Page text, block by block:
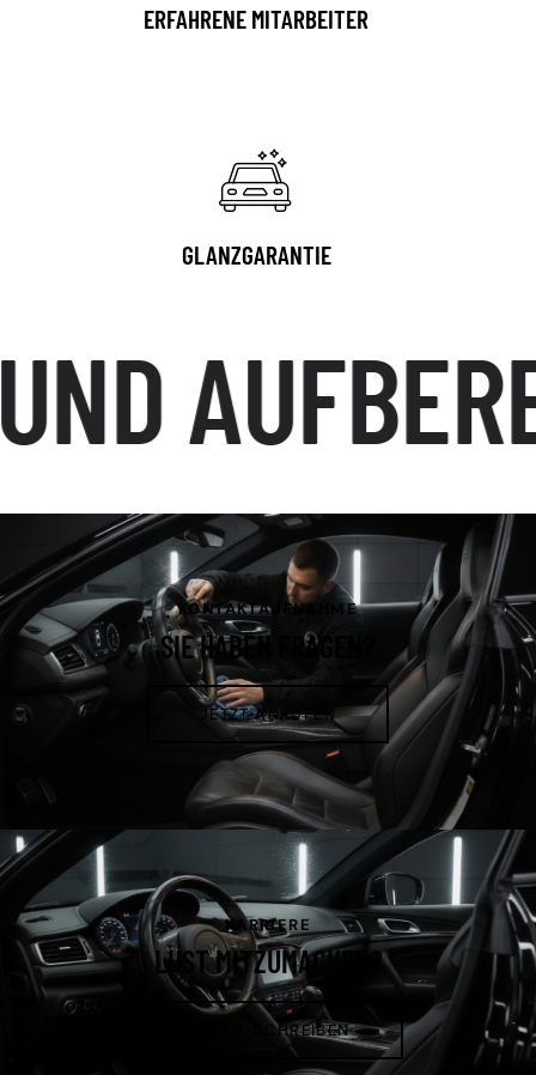
ERFAHRENE MITARBEITER
GLANZGARANTIE
KONTAKTAUFNAHME
SIE HABEN FRAGEN?
JETZT ANRUFEN
KARRIERE
LUST MITZUMACHEN?
E-MAIL SCHREIBEN